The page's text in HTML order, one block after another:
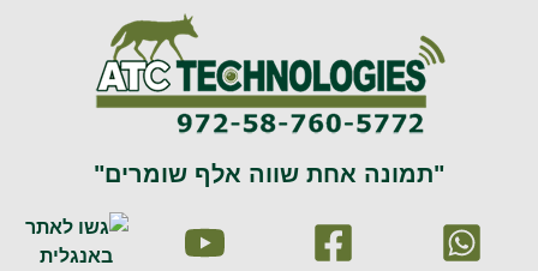
"תמונה אחת שווה אלף שומרים"